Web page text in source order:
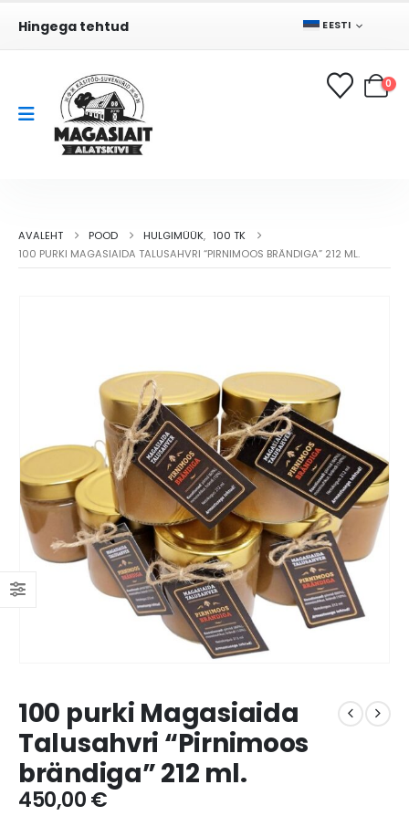
Hingega tehtud EESTI
0
AVALEHT POOD HULGIMÜÜK, 100 TK
100 PURKI MAGASIAIDA TALUSAHVRI “PIRNIMOOS BRÄNDIGA” 212 ML.
100 purki Magasiaida
Talusahvri “Pirnimoos
brändiga” 212 ml.
450,00€